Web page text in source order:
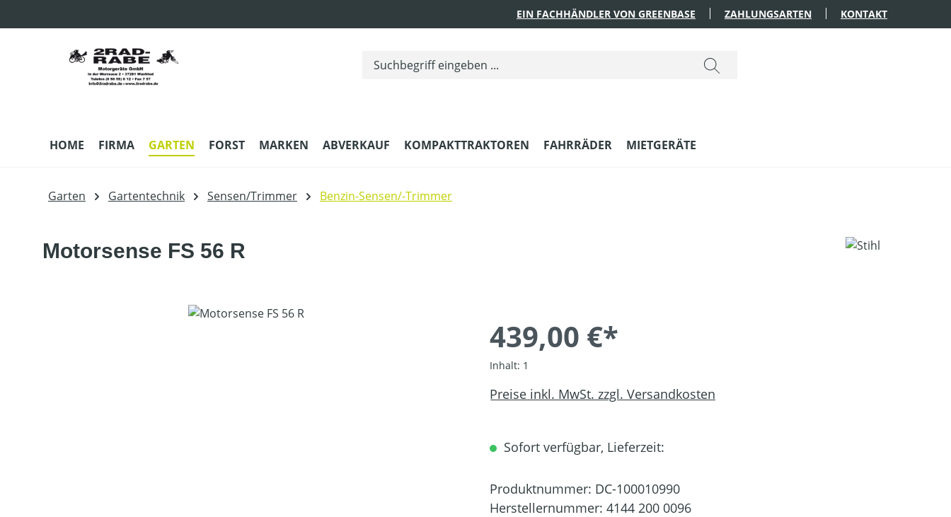
EIN FACHHÄNDLER VON GREENBASE ZAHLUNGSARTEN KONTAKT
HOME FIRMA GARTEN FORST MARKEN ABVERKAUF KOMPAKTTRAKTOREN FAHRRÄDER MIETGERÄTE
Garten Gartentechnik Sensen/Trimmer Benzin-Sensen/-Trimmer
Motorsense FS 56 R
439,00 €*
Inhalt: 1
Preise inkl. MwSt. zzgl. Versandkosten
Sofort verfügbar, Lieferzeit:
Produktnummer: DC-100010990
Herstellernummer: 4144 200 0096